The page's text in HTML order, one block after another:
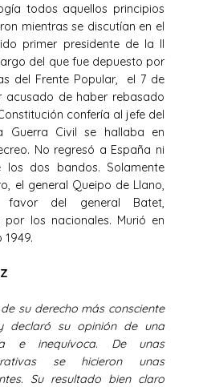
todos aquellos principios
mientras se discutían en el
primer presidente de la II
del que fue depuesto por
del Frente Popular, el 7 de
acusado de haber rebasado
confería al jefe del
Guerra Civil se hallaba en
No regresó a España ni
dos bandos. Solamente
el general Queipo de Llano,
favor del general Batet,
los nacionales. Murió en
1949.
su derecho más consciente
declaró su opinión de una
e inequívoca. De unas
se hicieron unas
Su resultado bien claro